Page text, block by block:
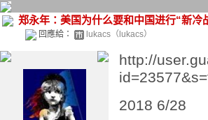
郑永年：美国为什么要和中国进行“新冷
回應給： lukacs（lukacs）
http://
2018 6/28